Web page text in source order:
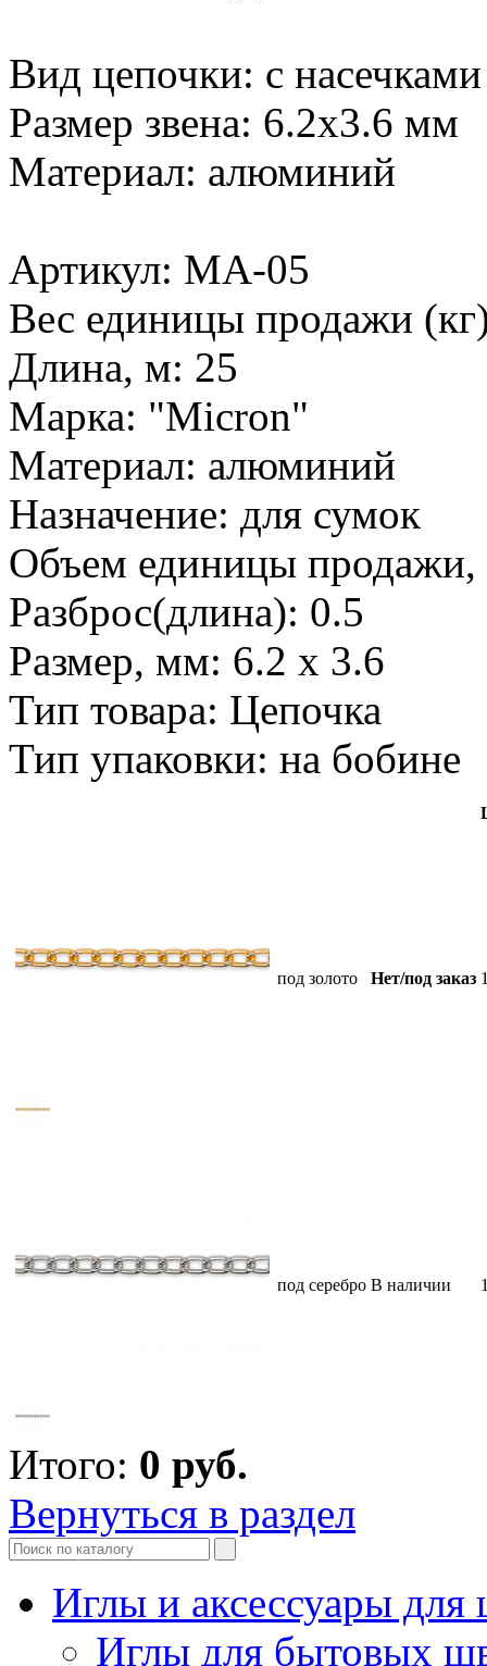
Вид цепочки: с насечками
Размер звена: 6.2х3.6 мм
Материал: алюминий
Артикул: MA-05
Вес единицы продажи
Длина, м: 25
Марка: "Micron"
Материал: алюминий
Назначение: для сумок
Объем единицы продажи,
Разброс(длина): 0.5
Размер, мм: 6.2 x 3.6
Тип товара: Цепочка
Тип упаковки: на бобине
под золото Нет/под заказ
под серебро В наличии
Итого: 0 руб.
Вернуться в раздел
Иглы и аксессуары
Иглы для бытовых